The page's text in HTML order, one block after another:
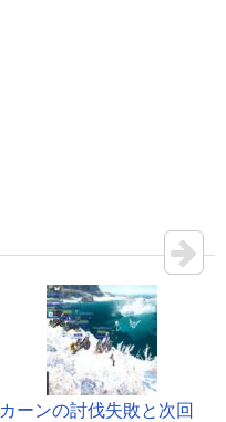
カーンの討伐失敗と次回